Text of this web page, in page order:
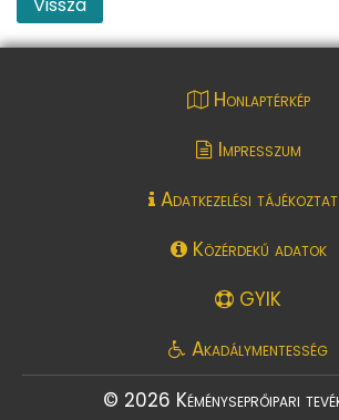
Honlaptérkép
Impresszum
Adatkezelési
Közérdekű adatok
GYIK
Akadálymentesség
© 2026 Kéményseprőipari